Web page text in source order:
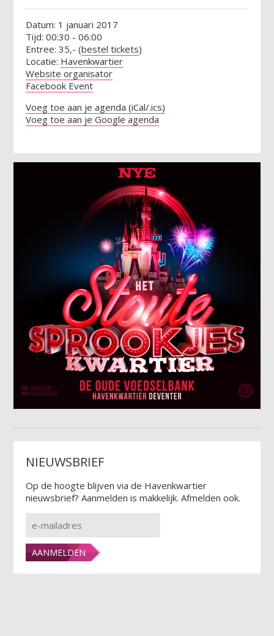
Datum: 1 januari 2017
Tijd: 00:30 - 06:00
Entree: 35,- (bestel tickets)
Locatie: Havenkwartier
Website organisator
Facebook Event
Voeg toe aan je agenda (iCal/.ics)
Voeg toe aan je Google agenda
NIEUWSBRIEF
Op de hoogte blijven via de Havenkwartier
nieuwsbrief? Aanmelden is makkelijk. Afmelden ook.